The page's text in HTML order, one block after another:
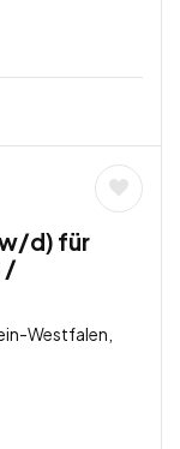
d) für
/
Westfalen,